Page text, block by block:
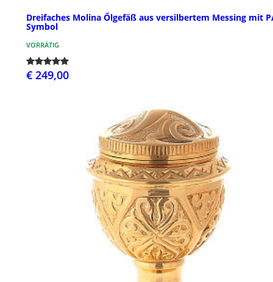
Dreifaches Molina Őlgefäß aus versilbertem Messing mit
Symbol
VORRÄTIG
€ 249,00